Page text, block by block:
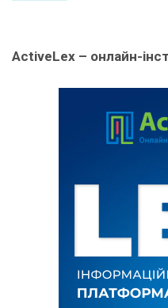
ActiveLex – онлайн-